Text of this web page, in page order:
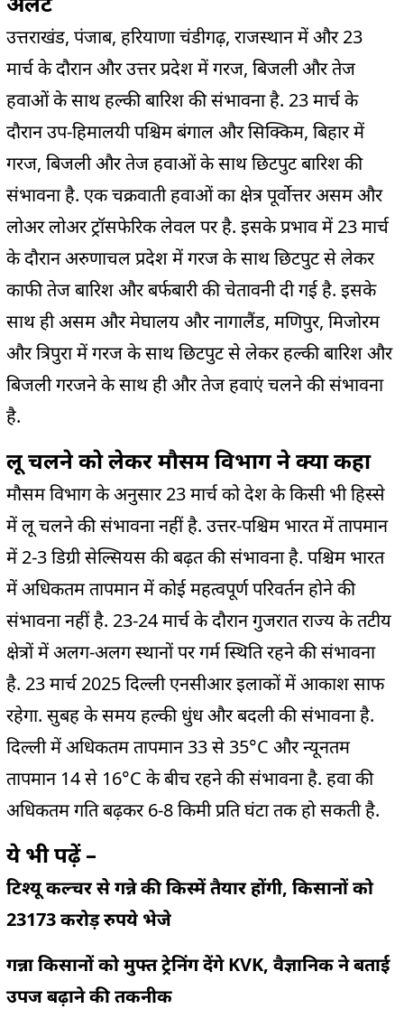
उत्तराखंड, पंजाब, हरियाणा चंडीगढ़, राजस्थान में और 23
मार्च के दौरान और उत्तर प्रदेश में गरज, बिजली और तेज
हवाओं के साथ हल्की बारिश की संभावना है. 23 मार्च के
दौरान उप-हिमालयी पश्चिम बंगाल और सिक्किम, बिहार में
गरज, बिजली और तेज हवाओं के साथ छिटपुट बारिश की
संभावना है. एक चक्रवाती हवाओं का क्षेत्र पूर्वोत्तर असम और
लोअर लोअर ट्रॉसफेरिक लेवल पर है. इसके प्रभाव में 23 मार्च
के दौरान अरुणाचल प्रदेश में गरज के साथ छिटपुट से लेकर
काफी तेज बारिश और बर्फबारी की चेतावनी दी गई है. इसके
साथ ही असम और मेघालय और नागालैंड, मणिपुर, मिजोरम
और त्रिपुरा में गरज के साथ छिटपुट से लेकर हल्की बारिश और
बिजली गरजने के साथ ही और तेज हवाएं चलने की संभावना
है.
लू चलने को लेकर मौसम विभाग ने क्या कहा
मौसम विभाग के अनुसार 23 मार्च को देश के किसी भी हिस्से
में लू चलने की संभावना नहीं है. उत्तर-पश्चिम भारत में तापमान
में 2-3 डिग्री सेल्सियस की बढ़त की संभावना है. पश्चिम भारत
में अधिकतम तापमान में कोई महत्वपूर्ण परिवर्तन होने की
संभावना नहीं है. 23-24 मार्च के दौरान गुजरात राज्य के तटीय
क्षेत्रों में अलग-अलग स्थानों पर गर्म स्थिति रहने की संभावना
है. 23 मार्च 2025 दिल्ली एनसीआर इलाकों में आकाश साफ
रहेगा. सुबह के समय हल्की धुंध और बदली की संभावना है.
दिल्ली में अधिकतम तापमान 33 से 35°C और न्यूनतम
तापमान 14 से 16°C के बीच रहने की संभावना है. हवा की
अधिकतम गति बढ़कर 6-8 किमी प्रति घंटा तक हो सकती है.
ये भी पढ़ें –
टिश्यू कल्चर से गन्ने की किस्में तैयार होंगी, किसानों को
23173 करोड़ रुपये भेजे
गन्ना किसानों को मुफ्त ट्रेनिंग देंगे KVK, वैज्ञानिक ने बताई
उपज बढ़ाने की तकनीक